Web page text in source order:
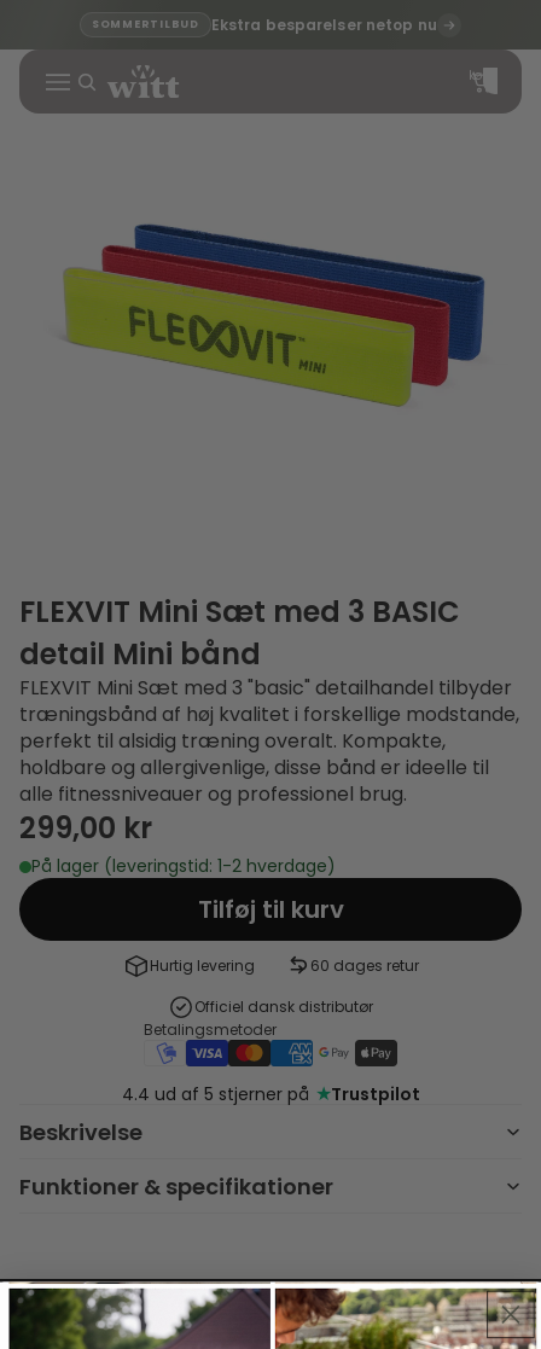
SOMMERTILBUD Ekstra besparelser netop nu
Varer i alt i
indkøbskurven:
FLEXVIT Mini Sæt med 3 BASIC
detail Mini bånd
FLEXVIT Mini Sæt med 3 "basic" detailhandel tilbyder
træningsbånd af høj kvalitet i forskellige modstande,
perfekt til alsidig træning overalt. Kompakte,
holdbare og allergivenlige, disse bånd er ideelle til
alle fitnessniveauer og professionel brug.
299,00 kr
På lager (leveringstid: 1-2 hverdage)
Tilføj til kurv
Hurtig levering
60 dages retur
Officiel dansk distributør
Betalingsmetoder
4.4 ud af 5 stjerner på ★Trustpilot
Beskrivelse
Funktioner & specifikationer